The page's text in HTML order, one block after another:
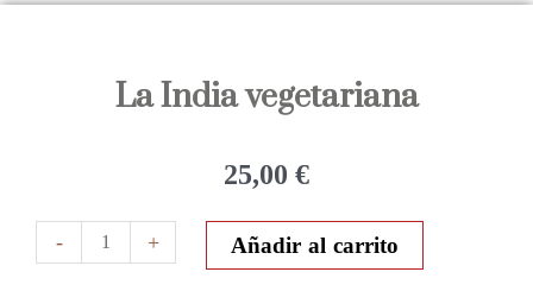
La India vegetariana
25,00 €
-
India
+ Añadir al carrito